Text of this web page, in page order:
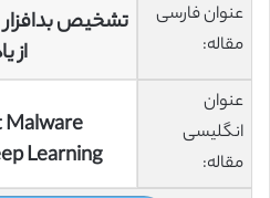
عنوان فارسی
مقاله:
تشخیص
از
عنوان
انگلیسی
مقاله:
Learning